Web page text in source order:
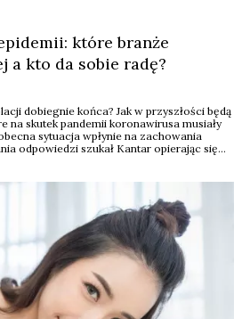
które branże
a kto da sobie radę?
dobiegnie końca? Jak w przyszłości będą
na skutek pandemii koronawirusa musiały
sytuacja wpłynie na zachowania
odpowiedzi szukał Kantar opierając się